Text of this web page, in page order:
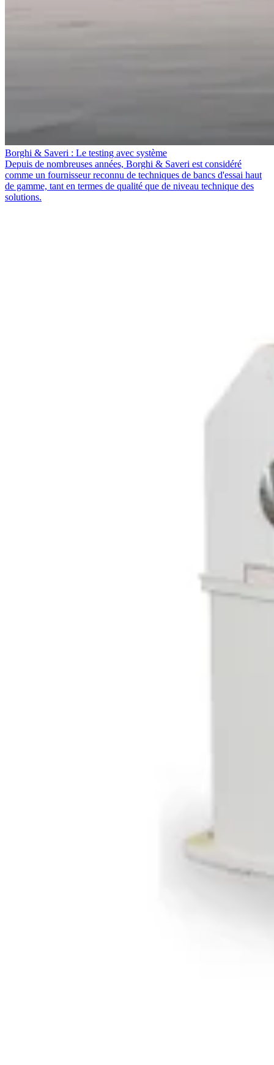
Borghi & Saveri : Le testing avec système
Depuis de nombreuses années, Borghi & Saveri est considéré
comme un fournisseur reconnu de techniques de bancs d'essai haut
de gamme, tant en termes de qualité que de niveau technique des
solutions.